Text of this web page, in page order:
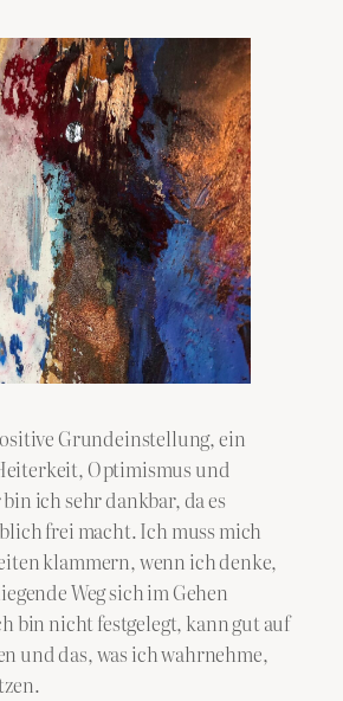
Grundeinstellung, ein
Optimismus und
ich sehr dankbar, da es
frei macht. Ich muss mich
klammern, wenn ich denke,
Weg sich im Gehen
bin nicht festgelegt, kann gut auf
und das, was ich wahrnehme,